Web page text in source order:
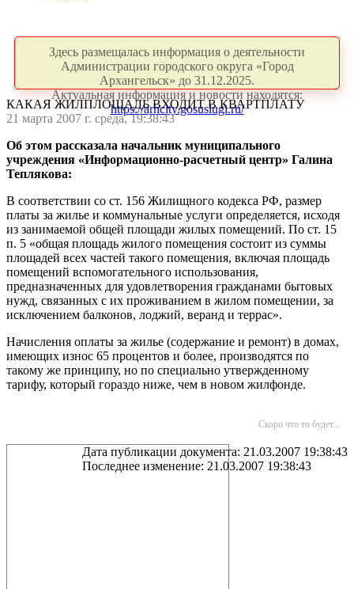
Здесь размещалась информация о деятельности
Администрации городского округа «Город
Архангельск» до 31.12.2025.
Актуальная информация и новости находятся:
https://arhcity.gosuslugi.ru/
КАКАЯ ЖИЛПЛОЩАДЬ ВХОДИТ В КВАРТПЛАТУ
21 марта 2007 г. среда, 19:38:43
Об этом рассказала начальник муниципального
учреждения «Информационно-расчетный центр» Галина
Теплякова:
В соответствии со ст. 156 Жилищного кодекса РФ, размер
платы за жилье и коммунальные услуги определяется, исходя
из занимаемой общей площади жилых помещений. По ст. 15
п. 5 «общая площадь жилого помещения состоит из суммы
площадей всех частей такого помещения, включая площадь
помещений вспомогательного использования,
предназначенных для удовлетворения гражданами бытовых
нужд, связанных с их проживанием в жилом помещении, за
исключением балконов, лоджий, веранд и террас».
Начисления оплаты за жилье (содержание и ремонт) в домах,
имеющих износ 65 процентов и более, производятся по
такому же принципу, но по специально утвержденному
тарифу, который гораздо ниже, чем в новом жилфонде.
Скоро что то будет...
Дата публикации документа: 21.03.2007 19:38:43
Последнее изменение: 21.03.2007 19:38:43